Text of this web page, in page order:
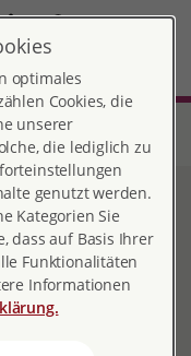
DE
Verein
und
optimales
Cookies, die
unserer
die lediglich zu
genutzt werden.
Kategorien Sie
dass auf Basis Ihrer
Funktionalitäten
Informationen